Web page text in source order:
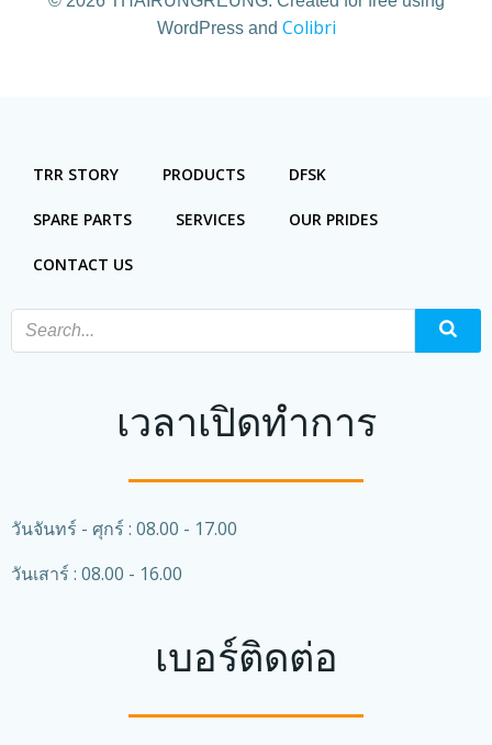
WordPress and Colibri
TRR STORY PRODUCTS DFSK
SPARE PARTS SERVICES OUR PRIDES
CONTACT US
เวลาเปิดทำการ
วันจันทร์ - ศุกร์ : 08.00 - 17.00
วันเสาร์ : 08.00 - 16.00
เบอร์ติดต่อ